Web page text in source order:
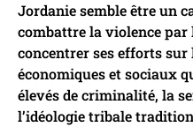
Jordanie semble être un
combattre la violence par
concentrer ses efforts sur
économiques et sociaux
élevés de criminalité, la
l’idéologie tribale